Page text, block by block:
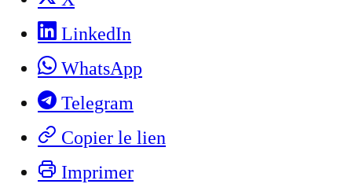
LinkedIn
WhatsApp
Telegram
Copier le lien
Imprimer